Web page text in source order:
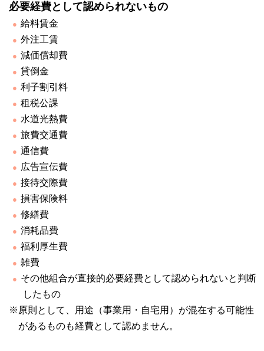
必要経費として認められないもの
給料賃金
外注工賃
減価償却費
貸倒金
利子割引料
租税公課
水道光熱費
旅費交通費
通信費
広告宣伝費
接待交際費
損害保険料
修繕費
消耗品費
福利厚生費
雑費
その他組合が直接的必要経費として認められないと判断
したもの
※原則として、用途（事業用・自宅用）が混在する可能性
があるものも経費として認めません。